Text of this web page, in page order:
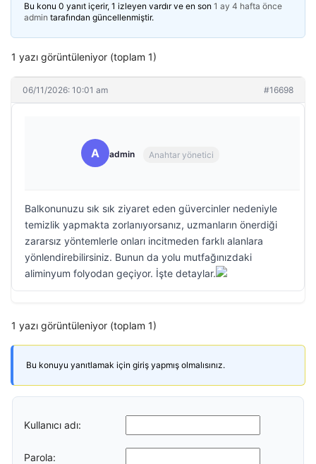
Bu konu 0 yanıt içerir, 1 izleyen vardır ve en son 1 ay 4 hafta önce
admin tarafından güncellenmiştir.
1 yazı görüntüleniyor (toplam 1)
06/11/2026: 10:01 am #16698
A admin Anahtar yönetici
Balkonunuzu sık sık ziyaret eden güvercinler nedeniyle
temizlik yapmakta zorlanıyorsanız, uzmanların önerdiği
zararsız yöntemlerle onları incitmeden farklı alanlara
yönlendirebilirsiniz. Bunun da yolu mutfağınızdaki
aliminyum folyodan geçiyor. İşte detaylar.
1 yazı görüntüleniyor (toplam 1)
Bu konuyu yanıtlamak için giriş yapmış olmalısınız.
Kullanıcı adı:
Parola: